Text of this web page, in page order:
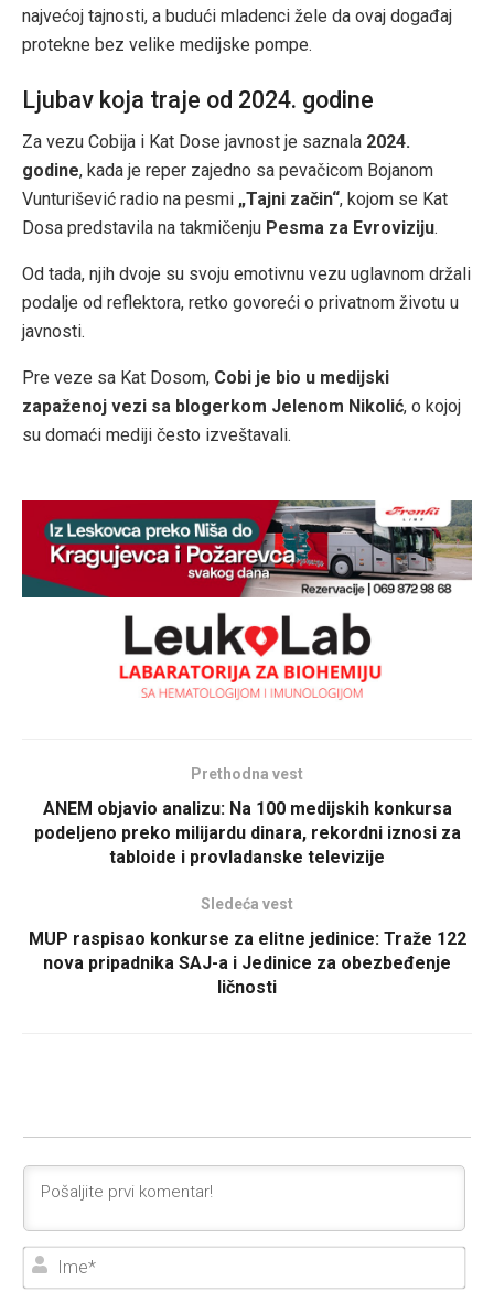
najvećoj tajnosti, a budući mladenci žele da ovaj događaj
protekne bez velike medijske pompe.
Ljubav koja traje od 2024. godine
Za vezu Cobija i Kat Dose javnost je saznala 2024.
godine, kada je reper zajedno sa pevačicom Bojanom
Vunturišević radio na pesmi „Tajni začin“, kojom se Kat
Dosa predstavila na takmičenju Pesma za Evroviziju.
Od tada, njih dvoje su svoju emotivnu vezu uglavnom držali
podalje od reflektora, retko govoreći o privatnom životu u
javnosti.
Pre veze sa Kat Dosom, Cobi je bio u medijski
zapaženoj vezi sa blogerkom Jelenom Nikolić, o kojoj
su domaći mediji često izveštavali.
Prethodna vest
ANEM objavio analizu: Na 100 medijskih konkursa
podeljeno preko milijardu dinara, rekordni iznosi za
tabloide i provladanske televizije
Sledeća vest
MUP raspisao konkurse za elitne jedinice: Traže 122
nova pripadnika SAJ-a i Jedinice za obezbeđenje
ličnosti